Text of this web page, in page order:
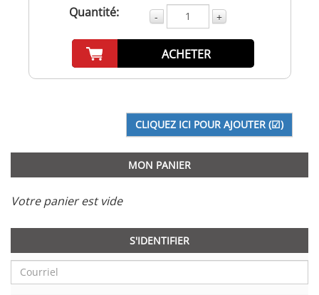
Quantité: - +
ACHETER
MON PANIER
Votre panier est vide
S'IDENTIFIER